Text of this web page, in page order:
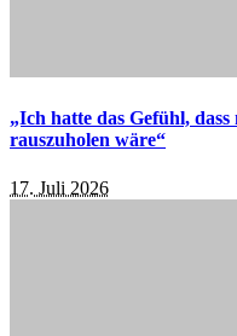
„Ich hatte das Gefühl,
rauszuholen wäre“
17. Juli 2026